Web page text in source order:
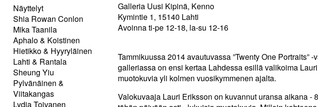
Näyttelyt
Shia Rowan Conlon
Mika Taanila
Aphalo & Koistinen
Hietikko & Hyyryläinen
Lahti & Rantala
Sheung Yiu
Pylvänäinen &
Viitakangas
Lydia Toivanen
Galleria Uusi Kipinä, Kenno
Kymintie 1, 15140 Lahti
Avoinna ti-pe 12-18, la-su 12-16
Tammikuussa 2014 avautuvassa ”Twenty One Portraits”
galleriassa on ensi kertaa Lahdessa esillä valikoima
muotokuvia yli kolmen vuosikymmenen ajalta.
Valokuvaaja Lauri Eriksson on kuvannut uransa aikana -